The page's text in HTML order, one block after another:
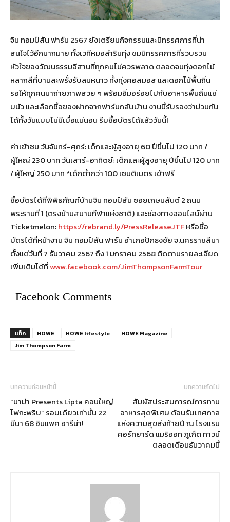
จิม ทอมป์สัน ฟาร์ม 2567 ยังเตรียมกิจกรรมและนิทรรศการที่น่า
สนใจไว้อีกมากมาย ทั้งเวทีหมอลำริมทุ่ง ชมนิทรรศการที่รวบรวม
หัวใจของวัฒนธรรมอีสานที่ทุกคนไม่ควรพลาด ตลอดจนทุ่งดอกไม้
หลากสีที่บานสะพรั่งรับลมหนาว ทั้งทุ่งคอสมอส และดอกไม้พื้นถิ่น
รอให้ทุกคนมาถ่ายภาพสวย ๆ พร้อมอิ่มอร่อยไปกับอาหารพื้นถิ่นแซ่
บนัว และเลือกซื้อของฝากจากฟาร์มกลับบ้าน งานนี้รับรองว่าม่วนกัน
ได้ทั้งวันแบบไม่มีเบื่อแน่นอน รีบซื้อบัตรได้แล้ววันนี้!
ค่าเข้าชม วันจันทร์-ศุกร์: เด็กและผู้สูงอายุ 60 ปีขึ้นไป 120 บาท /
ผู้ใหญ่ 230 บาท วันเสาร์-อาทิตย์: เด็กและผู้สูงอายุ ปีขึ้นไป 120 บาท
/ ผู้ใหญ่ 250 บาท *เด็กต่ำกว่า 100 เซนติเมตร เข้าฟรี
ซื้อบัตรได้ที่พิพิธภัณฑ์บ้านจิม ทอมป์สัน ซอยเกษมสันต์ 2 ถนน
พระรามที่ 1 (ตรงข้ามสนามกีฬาแห่งชาติ) และช่องทางออนไลน์ผ่าน
Ticketmelon:https://rebrand.ly/PressReleaseJTFหรือซื้อ
บัตรได้ที่หน้างาน จิม ทอมป์สัน ฟาร์ม อำเภอปักธงชัย จ.นครราชสีมา
ตั้งแต่วันที่ 7 ธันวาคม 2567 ถึง 1 มกราคม 2568 ติดตามรายละเอียด
เพิ่มเติมได้ที่www.facebook.com/JimThompsonFarmTour
Facebook Comments
แท็ก HOWE HOWE lifestyle
HOWE Magazine
Jim Thompson Farm
บทความก่อนหน้านี้
“มาม่า Presents Lipta คอนใหญ่
ไฟกะพริบ” รอบเดียวเท่านั้น 22
มีนา 68 อิมแพค อารีน่า!
บทความถัดไป
สัมผัสประสบการณ์การทาน
อาหารสุดพิเศษ ต้อนรับเทศกาล
แห่งความสุขส่งท้ายปี ณ โรงแรม
คอร์ทยาร์ด แมริออท ภูเก็ต ทาวน์
ตลอดเดือนธันวาคมนี้